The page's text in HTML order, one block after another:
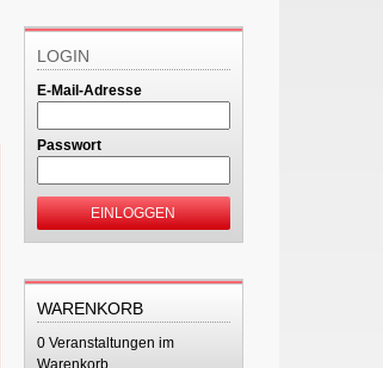
LOGIN
E-Mail-Adresse
Passwort
EINLOGGEN
WARENKORB
0 Veranstaltungen im
Warenkorb